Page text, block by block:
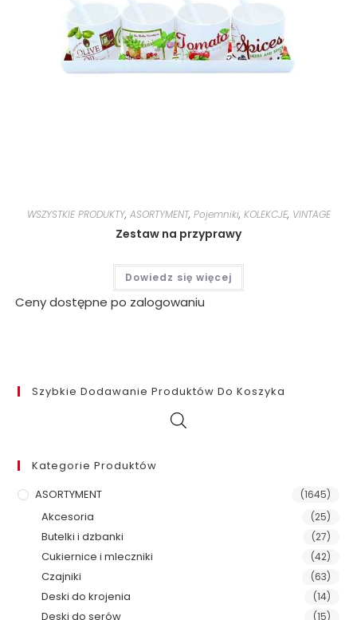
WSZYSTKIE PRODUKTY, ASORTYMENT, Pojemniki, KOLEKCJE, VINTAGE
Zestaw na przyprawy
Dowiedz się więcej
Ceny dostępne po zalogowaniu
Szybkie Dodawanie Produktów Do Koszyka
Kategorie Produktów
ASORTYMENT
(1645)
Akcesoria (25)
Butelki i dzbanki (27)
Cukiernice i mleczniki (42)
Czajniki (63)
Deski do krojenia (14)
Deski do serów (15)